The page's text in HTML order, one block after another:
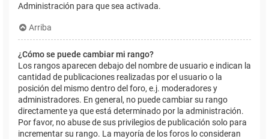
Administración para que sea activada.
Arriba
¿Cómo se puede cambiar mi rango?
Los rangos aparecen debajo del nombre de usuario e indican la
cantidad de publicaciones realizadas por el usuario o la
posición del mismo dentro del foro, e.j. moderadores y
administradores. En general, no puede cambiar su rango
directamente ya que está determinado por la administración.
Por favor, no abuse de sus privilegios de publicación solo para
incrementar su rango. La mayoría de los foros lo consideran